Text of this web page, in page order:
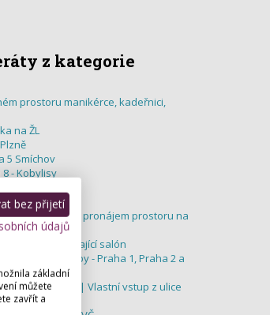
z kategorie
prostoru manikérce, kadeřnici,
na ŽL
5 Smíchov
- Kobylisy
kosmetiky pronájem prostoru na
pro začínající salón
služby - Praha 1, Praha 2 a
Brno | Vlastní vstup z ulice
bez přijetí
údajů
základní
můžete
zavřít a